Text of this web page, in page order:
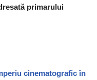
primarului
cinematografic în